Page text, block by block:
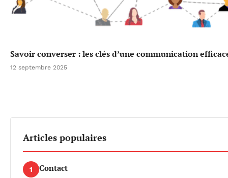
Savoir converser : les clés d’une communication
12 septembre 2025
Articles populaires
1 Contact